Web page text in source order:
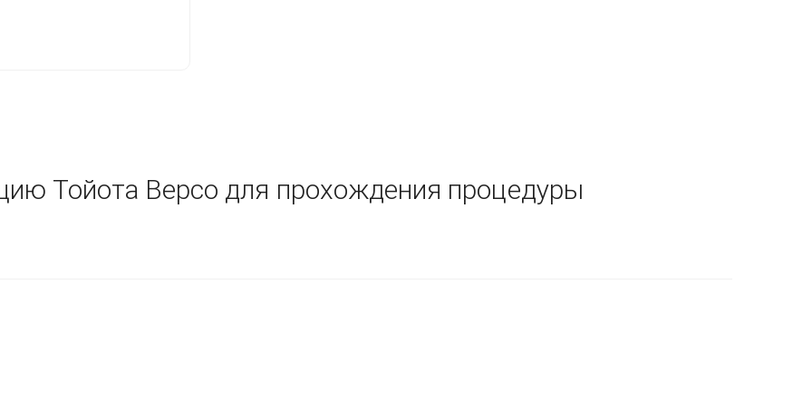
Тойота Версо для прохождения процедуры